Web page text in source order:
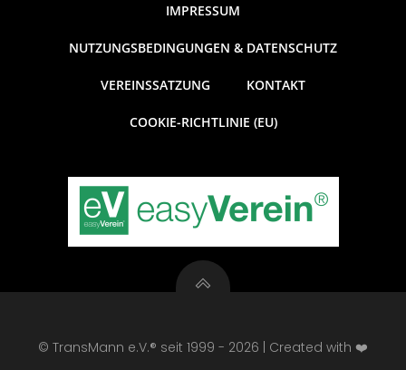
IMPRESSUM
NUTZUNGSBEDINGUNGEN & DATENSCHUTZ
VEREINSSATZUNG KONTAKT
COOKIE-RICHTLINIE (EU)
© TransMann e.V.® seit 1999 - 2026 | Created with ❤️